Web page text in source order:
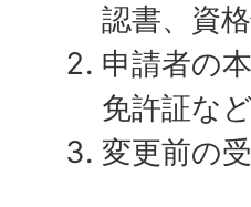
認書、資
申請者の
免許証など
変更前の